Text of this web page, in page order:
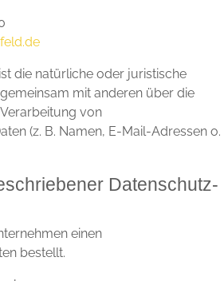
die natürliche oder juristische
mit anderen über die
von
(z. B. Namen, E-Mail-Adressen o.
Datenschutz­
einen
bestellt.